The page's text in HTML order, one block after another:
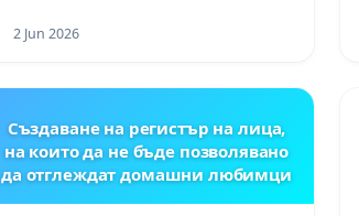
2 Jun 2026
Създаване на регистър на лица,
на които да не бъде позволявано
да отглеждат домашни любимци